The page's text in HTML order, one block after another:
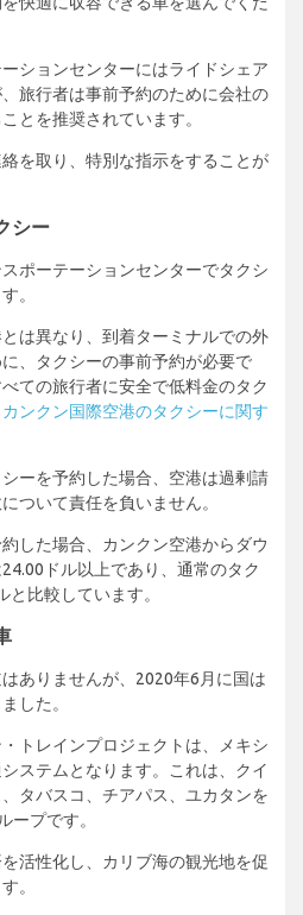
ションセンターにはライドシェア
旅行者は事前予約のために会社の
とを推奨されています。
を取り、特別な指示をすることが
シー
ポーテーションセンターでタクシ
。
は異なり、到着ターミナルでの外
、タクシーの事前予約が必要で
ての旅行者に安全で低料金のタク
カンクン国際空港のタクシーに関す
ーを予約した場合、空港は過剰請
ついて責任を負いません。
した場合、カンクン空港からダウ
ドル以上であり、通常のタク
比較しています。
ありませんが、2020年6月に国は
した。
トレインプロジェクトは、メキシ
ステムとなります。これは、クイ
タバスコ、チアパス、ユカタンを
ープです。
活性化し、カリブ海の観光地を促
。